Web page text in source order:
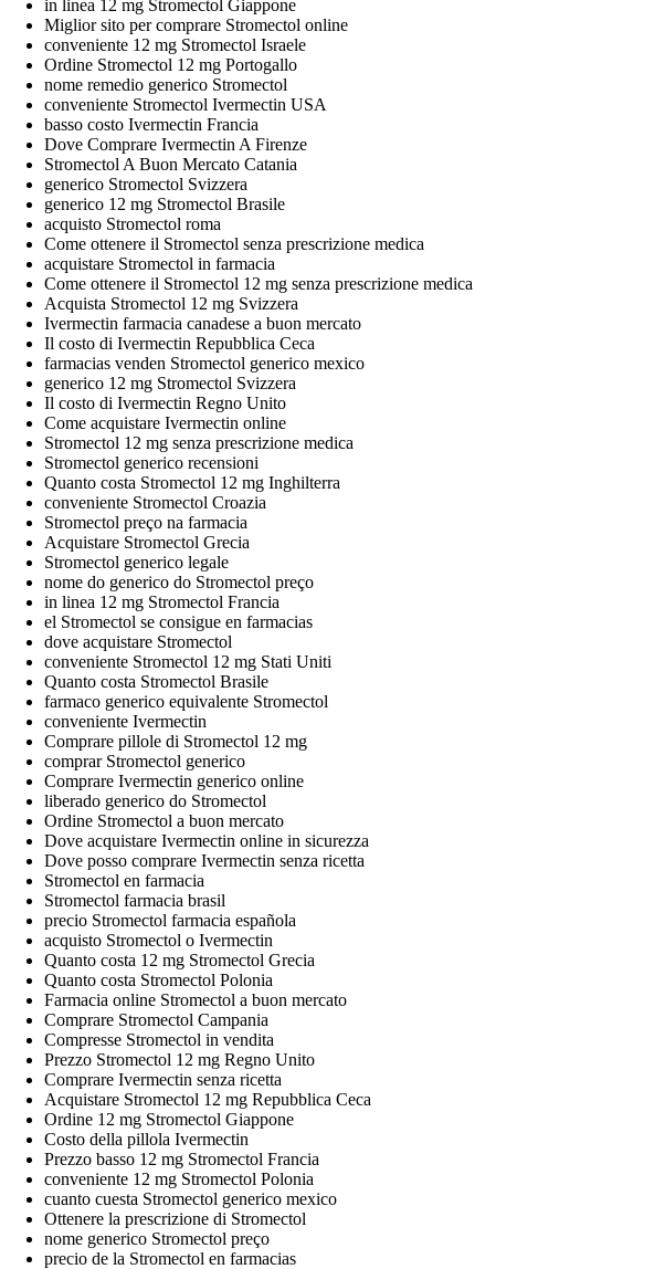
in linea 12 mg Stromectol Giappone
Miglior sito per comprare Stromectol online
conveniente 12 mg Stromectol Israele
Ordine Stromectol 12 mg Portogallo
nome remedio generico Stromectol
conveniente Stromectol Ivermectin USA
basso costo Ivermectin Francia
Dove Comprare Ivermectin A Firenze
Stromectol A Buon Mercato Catania
generico Stromectol Svizzera
generico 12 mg Stromectol Brasile
acquisto Stromectol roma
Come ottenere il Stromectol senza prescrizione medica
acquistare Stromectol in farmacia
Come ottenere il Stromectol 12 mg senza prescrizione medica
Acquista Stromectol 12 mg Svizzera
Ivermectin farmacia canadese a buon mercato
Il costo di Ivermectin Repubblica Ceca
farmacias venden Stromectol generico mexico
generico 12 mg Stromectol Svizzera
Il costo di Ivermectin Regno Unito
Come acquistare Ivermectin online
Stromectol 12 mg senza prescrizione medica
Stromectol generico recensioni
Quanto costa Stromectol 12 mg Inghilterra
conveniente Stromectol Croazia
Stromectol preço na farmacia
Acquistare Stromectol Grecia
Stromectol generico legale
nome do generico do Stromectol preço
in linea 12 mg Stromectol Francia
el Stromectol se consigue en farmacias
dove acquistare Stromectol
conveniente Stromectol 12 mg Stati Uniti
Quanto costa Stromectol Brasile
farmaco generico equivalente Stromectol
conveniente Ivermectin
Comprare pillole di Stromectol 12 mg
comprar Stromectol generico
Comprare Ivermectin generico online
liberado generico do Stromectol
Ordine Stromectol a buon mercato
Dove acquistare Ivermectin online in sicurezza
Dove posso comprare Ivermectin senza ricetta
Stromectol en farmacia
Stromectol farmacia brasil
precio Stromectol farmacia española
acquisto Stromectol o Ivermectin
Quanto costa 12 mg Stromectol Grecia
Quanto costa Stromectol Polonia
Farmacia online Stromectol a buon mercato
Comprare Stromectol Campania
Compresse Stromectol in vendita
Prezzo Stromectol 12 mg Regno Unito
Comprare Ivermectin senza ricetta
Acquistare Stromectol 12 mg Repubblica Ceca
Ordine 12 mg Stromectol Giappone
Costo della pillola Ivermectin
Prezzo basso 12 mg Stromectol Francia
conveniente 12 mg Stromectol Polonia
cuanto cuesta Stromectol generico mexico
Ottenere la prescrizione di Stromectol
nome generico Stromectol preço
precio de la Stromectol en farmacias